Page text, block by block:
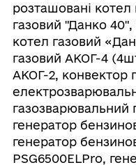
розташовані котел
газовий "Данко
котел газовий
газовий АКОГ-4
АКОГ-2, конвектор
газозварювальний
генератор
генератор
PSG6500ELPro,